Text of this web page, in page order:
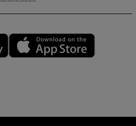
Play market